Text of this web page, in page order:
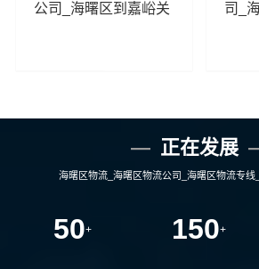
公司_海曙区到嘉峪关
司_
正在发展
海曙区物流_海曙区物流公司_海曙区物流专线
50+ 150+